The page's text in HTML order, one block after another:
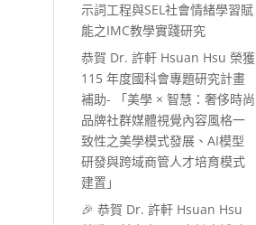
示詞工程與SEL社會情緒學習賦
能之IMC教學實踐研究
恭賀 Dr. 許軒 Hsuan Hsu 榮獲
115 年度國科會專題研究計畫
補助- 「美學 × 智慧：奢侈時尚
品牌社群媒體視覺內容風格一
致性之美學模式發展、AI模型
研發與跨域商管人才培育模式
建置」
🎉 恭賀 Dr. 許軒 Hsuan Hsu